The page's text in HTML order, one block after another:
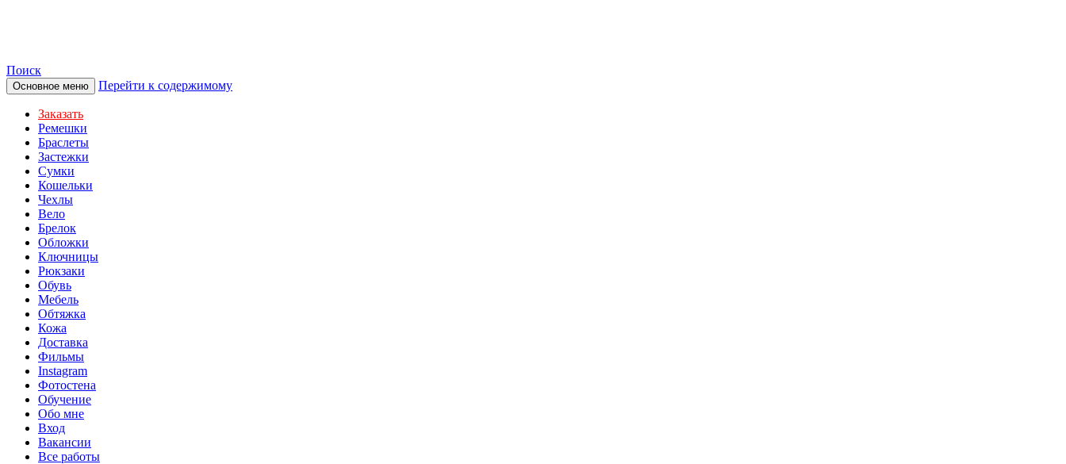
Поиск
Основное меню Перейти к содержимому
Заказать
Ремешки
Браслеты
Застежки
Сумки
Кошельки
Чехлы
Вело
Брелок
Обложки
Ключницы
Рюкзаки
Обувь
Мебель
Обтяжка
Кожа
Доставка
Фильмы
Instagram
Фотостена
Обучение
Обо мне
Вход
Вакансии
Все работы